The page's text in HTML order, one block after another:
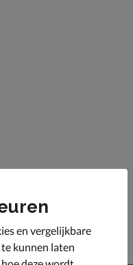
en vergelijkbare
kunnen laten